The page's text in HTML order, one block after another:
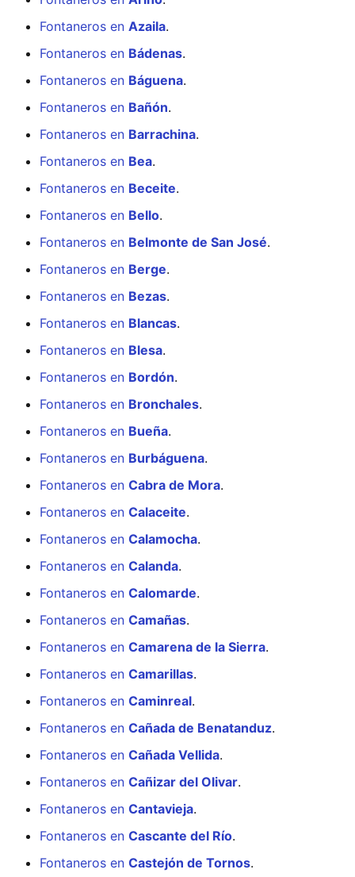
Fontaneros en Azaila.
Fontaneros en Bádenas.
Fontaneros en Báguena.
Fontaneros en Bañón.
Fontaneros en Barrachina.
Fontaneros en Bea.
Fontaneros en Beceite.
Fontaneros en Bello.
Fontaneros en Belmonte de San José.
Fontaneros en Berge.
Fontaneros en Bezas.
Fontaneros en Blancas.
Fontaneros en Blesa.
Fontaneros en Bordón.
Fontaneros en Bronchales.
Fontaneros en Bueña.
Fontaneros en Burbáguena.
Fontaneros en Cabra de Mora.
Fontaneros en Calaceite.
Fontaneros en Calamocha.
Fontaneros en Calanda.
Fontaneros en Calomarde.
Fontaneros en Camañas.
Fontaneros en Camarena de la Sierra.
Fontaneros en Camarillas.
Fontaneros en Caminreal.
Fontaneros en Cañada de Benatanduz.
Fontaneros en Cañada Vellida.
Fontaneros en Cañizar del Olivar.
Fontaneros en Cantavieja.
Fontaneros en Cascante del Río.
Fontaneros en Castejón de Tornos.